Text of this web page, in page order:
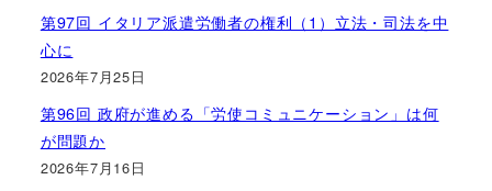
第97回 イタリア派遣労働者の権利（1）立法・司法を中
心に
2026年7月25日
第96回 政府が進める「労使コミュニケーション」は何
が問題か
2026年7月16日